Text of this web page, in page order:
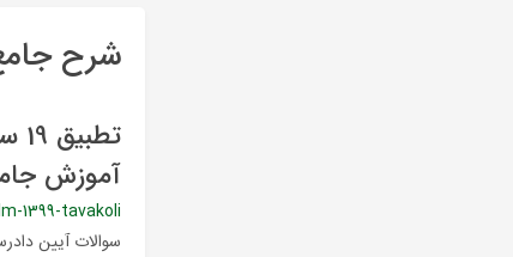
شرح
آموزش
1399-tavakoli